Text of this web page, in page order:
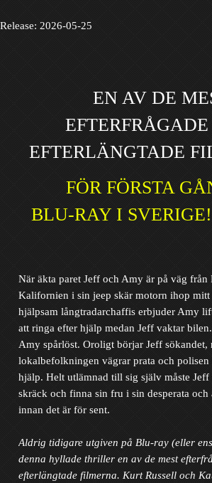
Release: 2026-05-25
EN AV DE
EFTERLÄNGTADE
FÖR FÖRSTA
BLU-RAY I
När äkta paret Jeff och Amy är på väg från
Kalifornien i sin jeep skär motorn ihop mitt
hjälpsam långtradarchaffis erbjuder Amy
att ringa efter hjälp medan Jeff vaktar
Amy spårlöst. Oroligt börjar Jeff sökandet,
lokalbefolkningen vägrar prata och
hjälp. Helt utlämnad till sig själv måste
skräck och finna sin fru i sin desperata
innan det är för sent.
Aldrig tidigare utgiven på Blu-ray (eller
denna hyllade thriller en av de mest
efterlängtade filmerna. Kurt Russell och